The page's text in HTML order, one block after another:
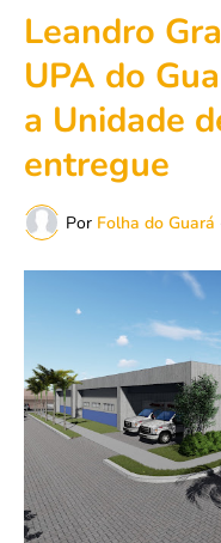
Leandro
UPA do
a Unidade
entregue
Por Folha do Guará